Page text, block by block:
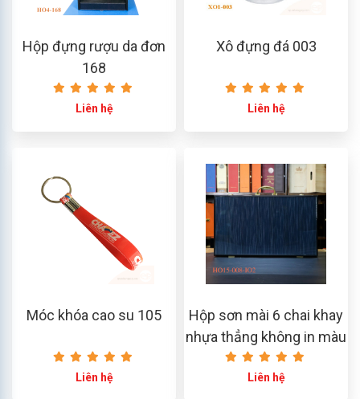
Hộp đựng rượu da đơn
168
Liên hệ
Xô đựng đá 003
Liên hệ
Móc khóa cao su 105
Liên hệ
Hộp sơn mài 6 chai khay
nhựa thẳng không in màu
xanh
Liên hệ